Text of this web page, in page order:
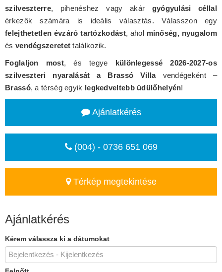
szilveszterre, pihenéshez vagy akár gyógyulási céllal
érkezők számára is ideális választás. Válasszon egy
felejthetetlen évzáró tartózkodást, ahol minőség, nyugalom
és vendégszeretet találkozik.
Foglaljon most, és tegye különlegessé 2026-2027-os
szilveszteri nyaralását a Brassó Villavendégeként –
Brassó, a térség egyik legkedveltebb üdülőhelyén!
Ajánlatkérés
(004) - 0736 651 069
Térkép megtekintése
Ajánlatkérés
Kérem válassza ki a dátumokat